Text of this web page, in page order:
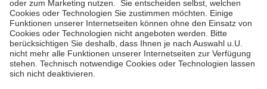
Impressum
Datenschutzinformationen
Barrierefreiheit